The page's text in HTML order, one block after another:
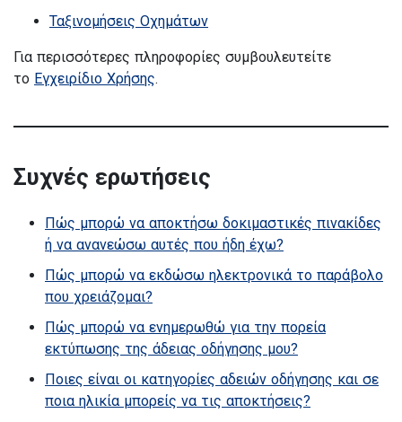
Ταξινομήσεις Οχημάτων
Για περισσότερες πληροφορίες συμβουλευτείτε
το Εγχειρίδιο Χρήσης.
Συχνές ερωτήσεις
Πώς μπορώ να αποκτήσω δοκιμαστικές πινακίδες
ή να ανανεώσω αυτές που ήδη έχω?
Πώς μπορώ να εκδώσω ηλεκτρονικά το παράβολο
που χρειάζομαι?
Πώς μπορώ να ενημερωθώ για την πορεία
εκτύπωσης της άδειας οδήγησης μου?
Ποιες είναι οι κατηγορίες αδειών οδήγησης και σε
ποια ηλικία μπορείς να τις αποκτήσεις?